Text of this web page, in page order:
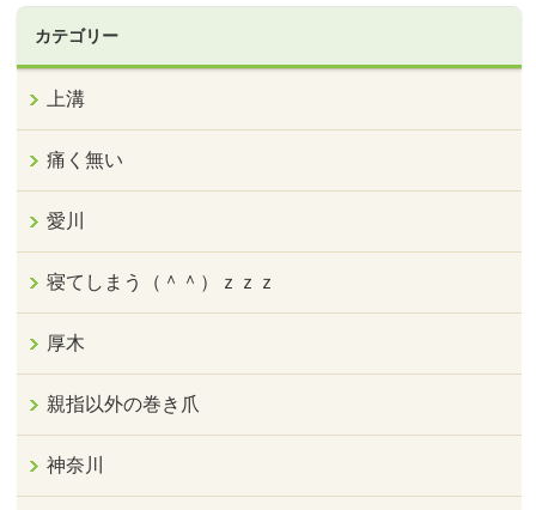
カテゴリー
上溝
痛く無い
愛川
寝てしまう（＾＾）ｚｚｚ
厚木
親指以外の巻き爪
神奈川